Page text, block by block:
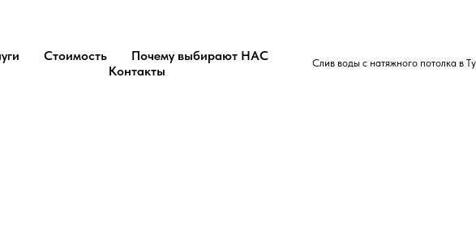
Стоимость
Почему выбирают НАС
Контакты
Слив воды с натяжного потолка в